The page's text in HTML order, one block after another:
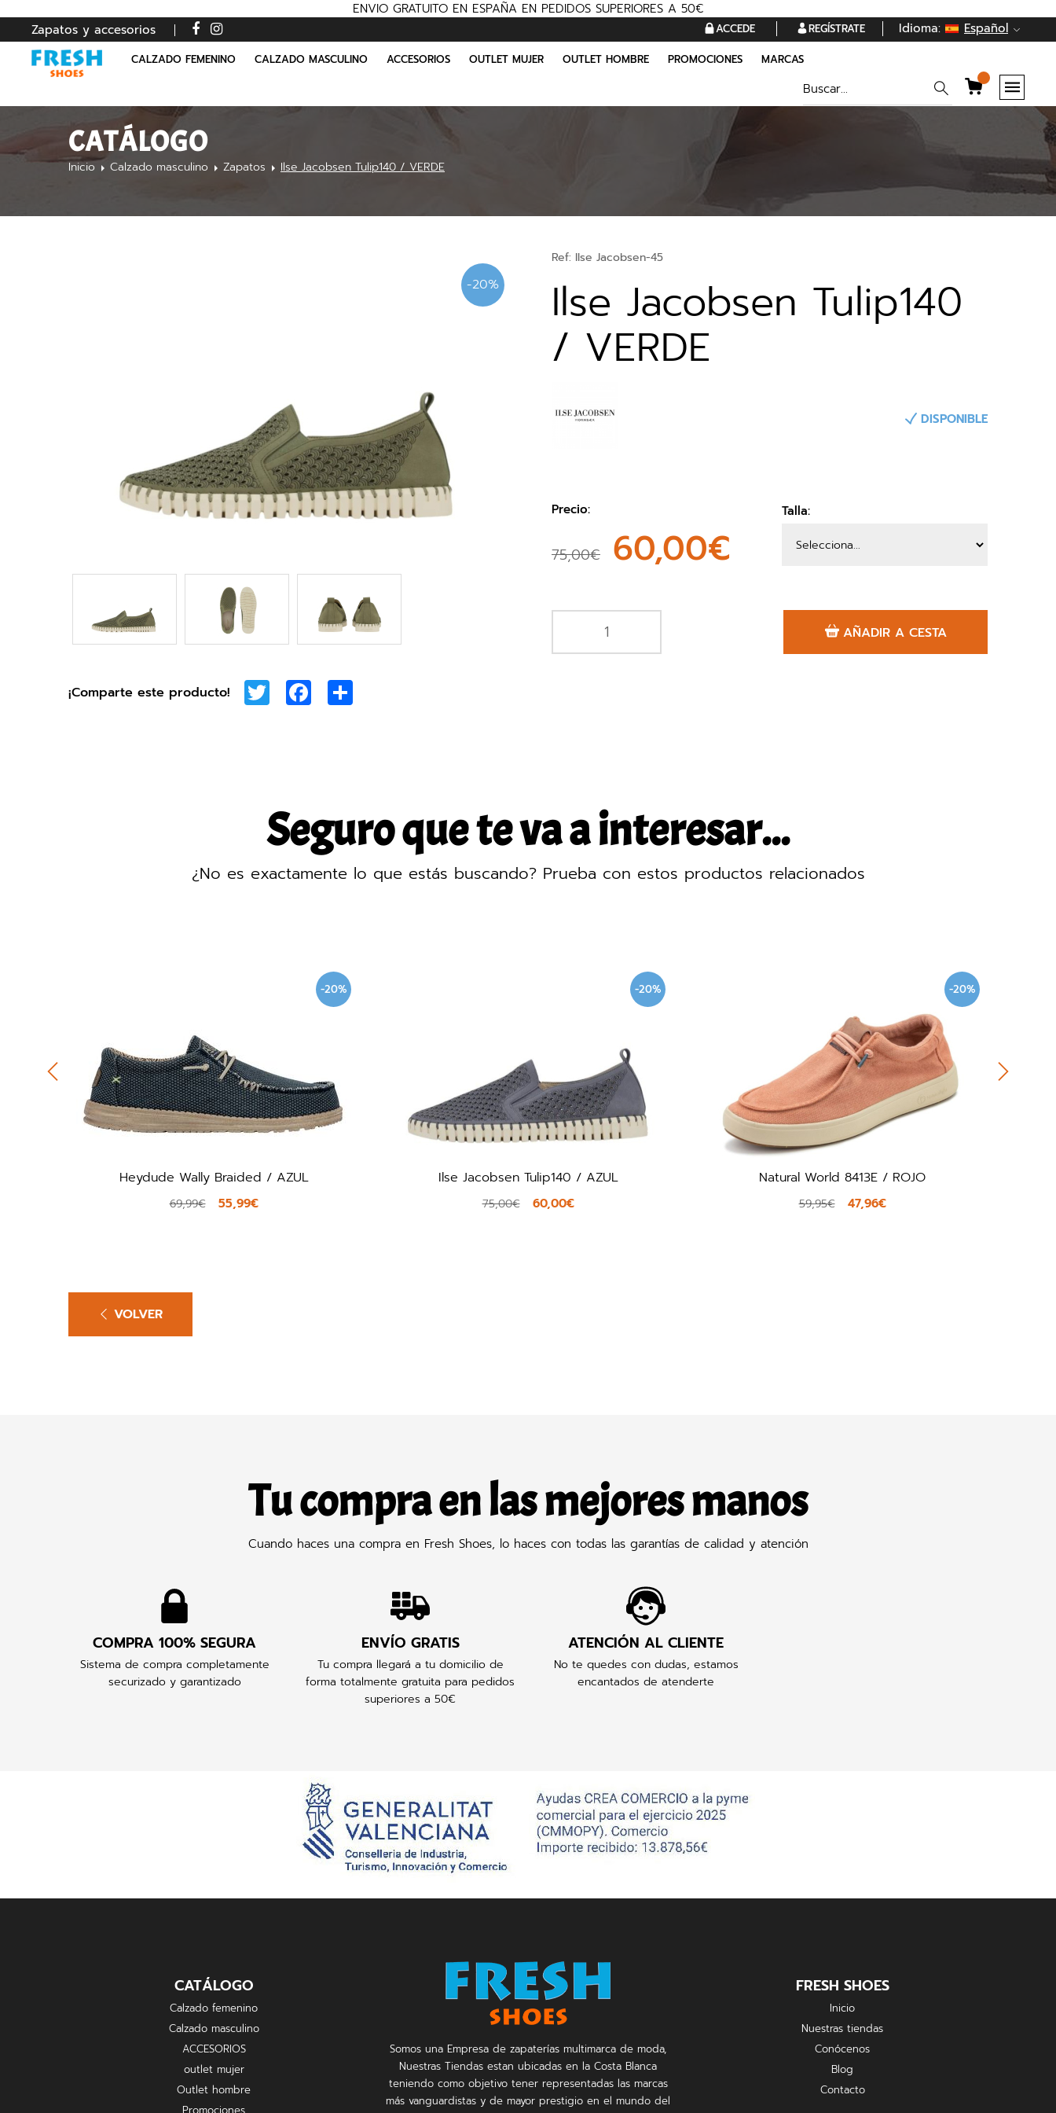
ENVIO GRATUITO EN ESPAÑA EN PEDIDOS SUPERIORES A 50€
Zapatos y accesorios
ACCEDE REGÍSTRATE Idioma: Español
CALZADO FEMENINO CALZADO MASCULINO ACCESORIOS OUTLET MUJER OUTLET HOMBRE PROMOCIONES MARCAS
CATÁLOGO
Inicio Calzado masculino Zapatos Ilse Jacobsen Tulip140 / VERDE
-20%
¡Comparte este producto! Twitter Facebook
Ref: Ilse Jacobsen-45
Ilse Jacobsen Tulip140
/ VERDE
DISPONIBLE
Precio:
75,00€ 60,00€
Talla:
AÑADIR A CESTA
Seguro que te va a interesar...
¿No es exactamente lo que estás buscando? Prueba con estos productos relacionados
Ilse Jacobsen Tulip140 / AZUL
75,00€
Natural World 8413E / ROJO
59,95€
Martinelli Pacific 1411 / NATURAL
99,95€
VOLVER
Tu compra en las mejores manos
Cuando haces una compra en Fresh Shoes, lo haces con todas las garantías de calidad y atención
COMPRA 100% SEGURA
Sistema de compra completamente
securizado y garantizado
ENVÍO GRATIS
Tu compra llegará a tu domicilio de
forma totalmente gratuita para pedidos
superiores a 50€
ATENCIÓN AL CLIENTE
No te quedes con dudas, estamos
encantados de atenderte
CATÁLOGO
Calzado femenino
Calzado masculino
ACCESORIOS
outlet mujer
Outlet hombre
Somos una Empresa de zapaterías multimarca de moda,
Nuestras Tiendas estan ubicadas en la Costa Blanca
teniendo como objetivo tener representadas las marcas
más vanguardistas y de mayor prestigio en el mundo del
FRESH SHOES
Inicio
Nuestras tiendas
Conócenos
Blog
Contacto